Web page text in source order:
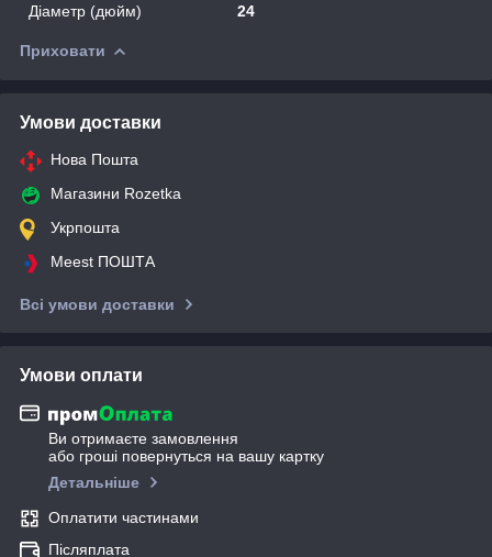
Діаметр (дюйм)
24
Приховати
Умови доставки
Нова Пошта
Магазини Rozetka
Укрпошта
Meest ПОШТА
Всі умови доставки
Умови оплати
Ви отримаєте замовлення
або гроші повернуться на вашу картку
Детальніше
Оплатити частинами
Післяплата